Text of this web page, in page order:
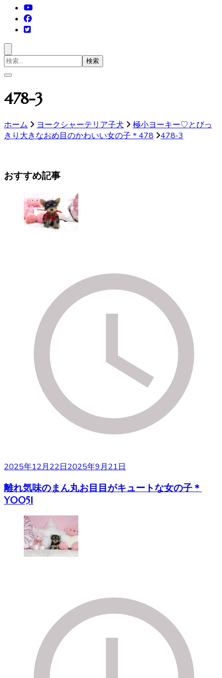
検
索
象:
478-3
ホーム ヨークシャーテリア子犬
極小ヨーキー♡とびっ
きり大きなおめ目のかわいい女の子＊478
478-3
おすすめ記事
2025年12月22日2025年9月21日
離れ気味のまん丸お目目がキュートな女の子＊
Y0051